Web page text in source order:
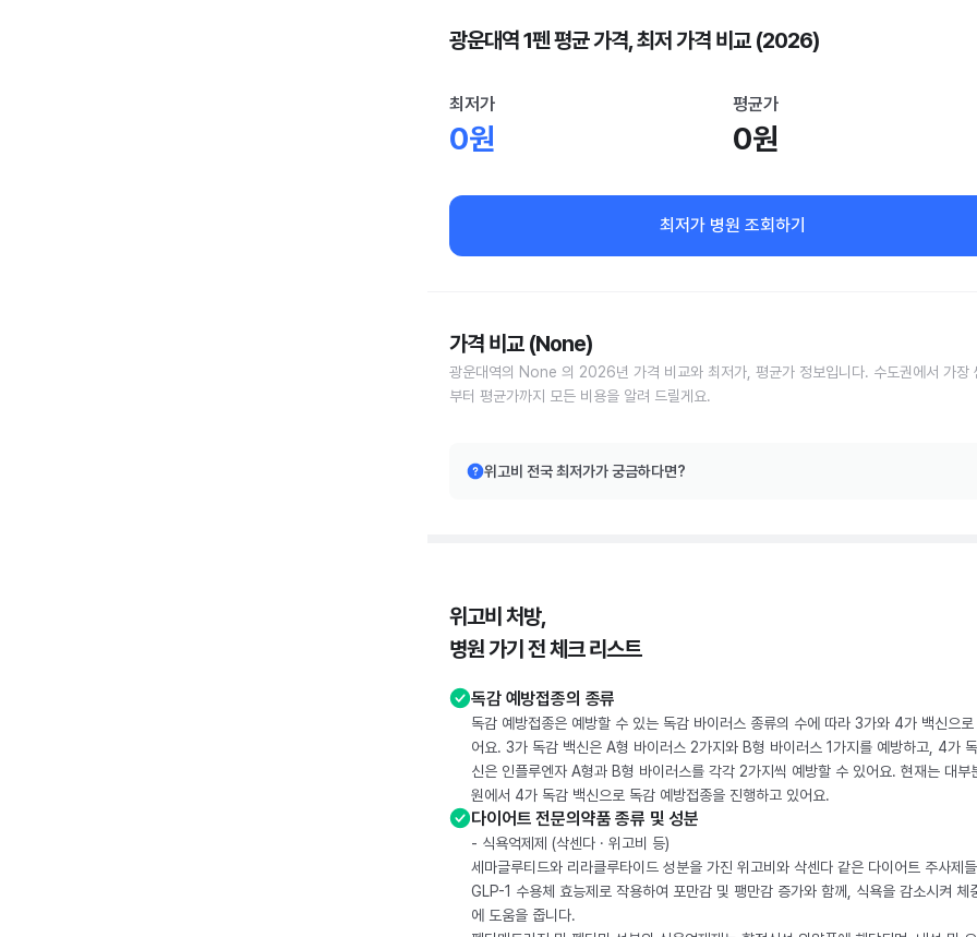
광운대역 1펜 평균 가격, 최저 가격 비교 (2026)
최저가
0원
평균가
0원
최저가 병원 조회하기
가격 비교 (None)
광운대역의 None 의 2026년 가격 비교와 최저가, 평균가 정보입니다. 수도권에서 가장
부터 평균가까지 모든 비용을 알려 드릴게요.
위고비 전국 최저가가 궁금하다면?
위고비 처방,
병원 가기 전 체크 리스트
독감 예방접종의 종류
독감 예방접종은 예방할 수 있는 독감 바이러스 종류의 수에 따라 3가와 4가 백신으로
어요. 3가 독감 백신은 A형 바이러스 2가지와 B형 바이러스 1가지를 예방하고, 4가
신은 인플루엔자 A형과 B형 바이러스를 각각 2가지씩 예방할 수 있어요. 현재는 대부
원에서 4가 독감 백신으로 독감 예방접종을 진행하고 있어요.
다이어트 전문의약품 종류 및 성분
- 식욕억제제 (삭센다 · 위고비 등)
세마글루티드와 리라클루타이드 성분을 가진 위고비와 삭센다 같은 다이어트 주사제
GLP-1 수용체 효능제로 작용하여 포만감 및 팽만감 증가와 함께, 식욕을 감소시켜 체
에 도움을 줍니다.